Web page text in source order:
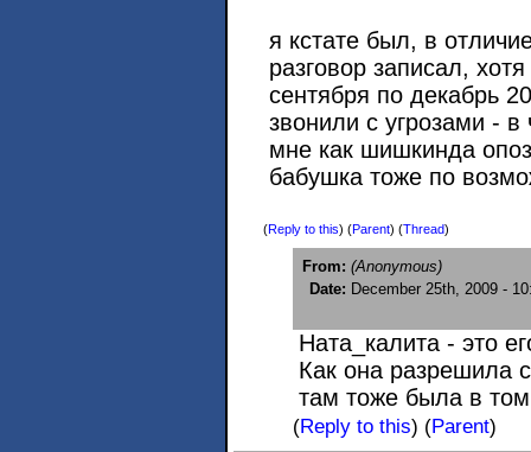
я кстате был, в
разговор записал,
сентября по декабрь
звонили с угрозами - в
мне как шишкинда
бабушка тоже по
(Reply to this) (Parent) (Thread)
From: (Anonymous)
Date: December 25th, 2009 -
Ната_калита - это
Как она разрешила
там тоже была в
(Reply to this) (Parent)